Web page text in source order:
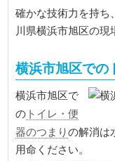
確かな技術力を持ち
川県横浜市旭区の現
横浜市旭区での
横浜市旭区で
の トイレ・便
器のつまりの解消は
用命ください。